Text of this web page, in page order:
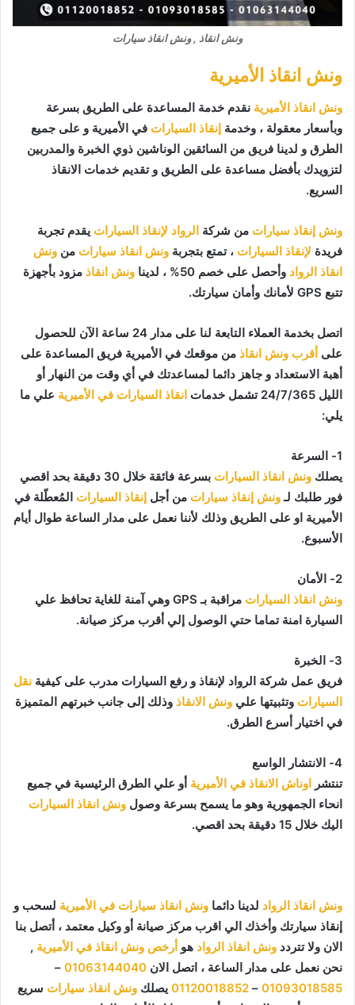
ونش انقاذ , ونش انقاذ سيارات
ونش انقاذ الأميرية
ونش انقاذ الأميرية نقدم خدمة المساعدة على الطريق بسرعة
وبأسعار معقولة ، وخدمة إنقاذ السيارات في الأميرية و على جميع
الطرق و لدينا فريق من السائقين الوناشين ذوي الخبرة والمدربين
لتزويدك بأفضل مساعدة على الطريق و تقديم خدمات الانقاذ
السريع.
ونش إنقاذ سيارات من شركة الرواد لإنقاذ السيارات يقدم تجربة
فريدة لإنقاذ السيارات ، تمتع بتجربة ونش انقاذ سيارات من ونش
انقاذ الرواد وأحصل على خصم 50% ، لدينا ونش انقاذ مزود بأجهزة
تتبع GPS لأمانك وأمان سيارتك.
اتصل بخدمة العملاء التابعة لنا على مدار 24 ساعة الآن للحصول
على أقرب ونش انقاذ من موقعك في الأميرية فريق المساعدة على
أهبة الاستعداد و جاهز دائما لمساعدتك في أي وقت من النهار أو
الليل 24/7/365 تشمل خدمات
انقاذ السيارات في الأميرية علي ما
يلي:
1- السرعة
يصلك ونش انقاذ السيارات
بسرعة فائقة خلال 30 دقيقة بحد اقصي
فور طلبك لـونش إنقاذ سيارات من أجل إنقاذ السيارات المُعطّلة في
الأميرية او على الطريق وذلك لأننا نعمل على مدار الساعة طوال أيام
الأسبوع.
2- الأمان
ونش انقاذ السيارات
مراقبة بـ GPS وهي آمنة للغاية تحافظ علي
السيارة امنة تماما حتي الوصول إلي أقرب مركز صيانة.
3- الخبرة
فريق عمل شركة الرواد لإنقاذ و رفع السيارات مدرب على كيفية نقل
السيارات وتثبيتها علي ونش الانقاذ وذلك إلى جانب خبرتهم المتميزة
في اختيار أسرع الطرق.
4- الانتشار الواسع
تنتشر اوناش الانقاذ في الأميرية أو علي الطرق الرئيسية في جميع
انحاء الجمهورية وهو ما يسمح بسرعة وصول ونش انقاذ السيارات
اليك خلال 15 دقيقة بحد اقصي.
ونش انقاذ الرواد لدينا دائما ونش انقاذ سيارات في الأميرية لسحب و
إنقاذ سيارتك وأخذك الي اقرب مركز صيانة أو وكيل معتمد ، أتصل بنا
الان ولا تتردد ونش انقاذ الرواد هو أرخص ونش انقاذ في الأميرية ,
نحن نعمل على مدار الساعة ، اتصل الان 01063144040
–
01093018585
–
01120018852 يصلك ونش انقاذ سيارات سريع